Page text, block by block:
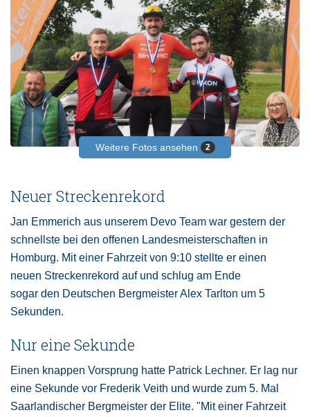
Weitere Fotos ansehen 2
Neuer Streckenrekord
Jan Emmerich aus unserem Devo Team war gestern der
schnellste bei den offenen Landesmeisterschaften in
Homburg. Mit einer Fahrzeit von 9:10 stellte er einen
neuen Streckenrekord auf und schlug am Ende
sogar den Deutschen Bergmeister Alex Tarlton um 5
Sekunden.
Nur eine Sekunde
Einen knappen Vorsprung hatte Patrick Lechner. Er lag nur
eine Sekunde vor Frederik Veith und wurde zum 5. Mal
Saarlandischer Bergmeister der Elite. "Mit einer Fahrzeit